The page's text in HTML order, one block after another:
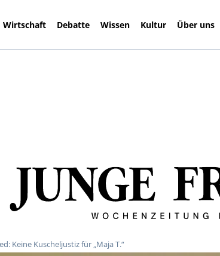
Wirtschaft Debatte Wissen Kultur Über uns
Keine Kuscheljustiz für „Maja T.“